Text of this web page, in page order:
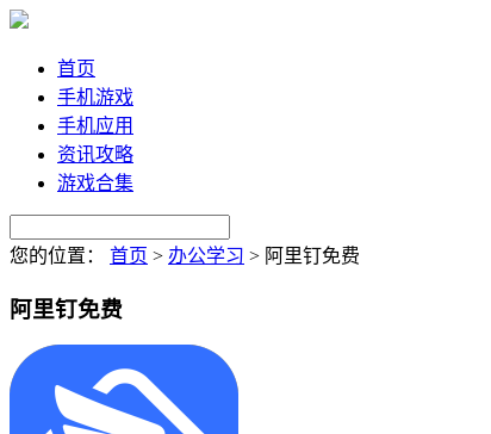
首页
手机游戏
手机应用
资讯攻略
游戏合集
您的位置： 首页 > 办公学习 > 阿里钉免费
阿里钉免费